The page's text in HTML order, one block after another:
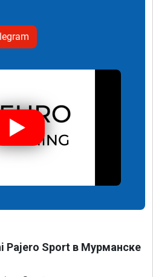
Pajero Sport в Мурманске